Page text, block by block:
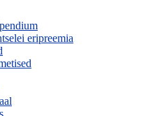
eripreemia